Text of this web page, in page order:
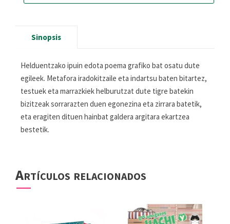
Sinopsis
Helduentzako ipuin edota poema grafiko bat osatu dute
egileek. Metafora iradokitzaile eta indartsu baten bitartez,
testuek eta marrazkiek helburutzat dute tigre batekin
bizitzeak sorrarazten duen egonezina eta zirrara batetik,
eta eragiten dituen hainbat galdera argitara ekartzea
bestetik.
Artículos relacionados